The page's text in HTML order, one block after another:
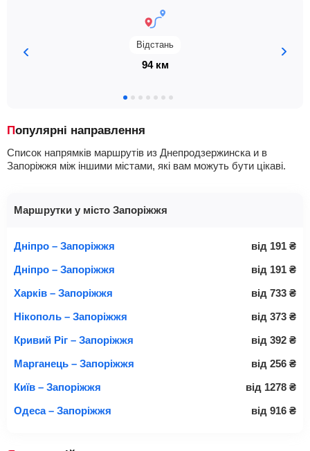
Відстань
94 км
Популярні направлення
Список напрямків маршрутів из Днепродзержинска и в
Запоріжжя між іншими містами, які вам можуть бути цікаві.
Маршрутки у місто Запоріжжя
Дніпро – Запоріжжя від 191 ₴
Дніпро – Запоріжжя
від 191 ₴
Харків – Запоріжжя
від 733 ₴
Нікополь – Запоріжжя
від 373 ₴
Кривий Ріг – Запоріжжя
від 392 ₴
Марганець – Запоріжжя
від 256 ₴
Київ – Запоріжжя
від 1278 ₴
Одеса – Запоріжжя
від 916 ₴